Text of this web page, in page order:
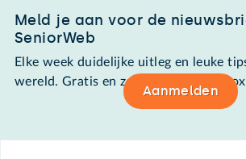
Meld je aan voor de
SeniorWeb
Elke week duidelijke uitleg en leuke
wereld. Gratis en zomaar in de
Aanmelden